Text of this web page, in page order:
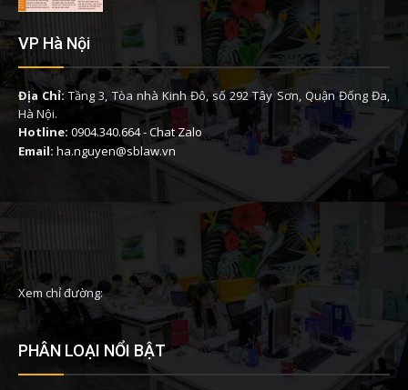
VP Hà Nội
Địa Chỉ: Tầng 3, Tòa nhà Kinh Đô, số 292 Tây Sơn, Quận Đống Đa,
Hà Nội.
Hotline: 0904.340.664-Chat Zalo
Email: ha.nguyen@sblaw.vn
Xem chỉ đường:
PHÂN LOẠI NỔI BẬT